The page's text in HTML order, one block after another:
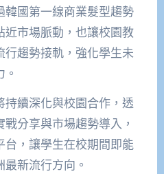
韓國第一線商業髮型趨勢
近市場脈動，也讓校園教
趨勢接軌，強化學生未
續深化與校園合作，透
分享與市場趨勢導入，
，讓學生在校期間即能
新流行方向。